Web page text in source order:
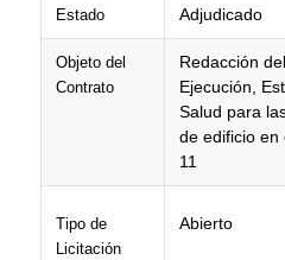
Estado Adjudicado
Objeto del
Contrato
Redacción
Ejecución,
Salud para
de edificio en
11
Tipo de
Licitación
Abierto